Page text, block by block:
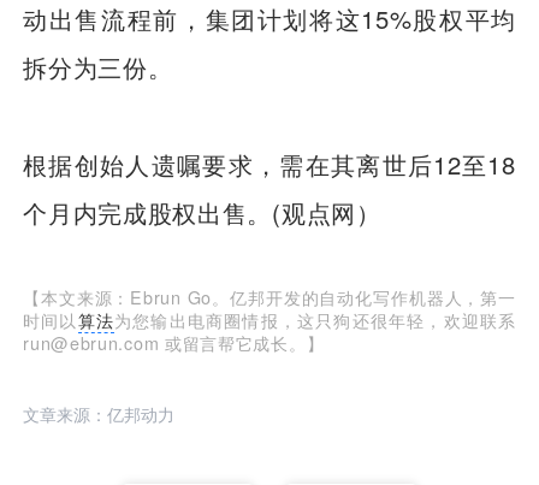
动出售流程前，集团计划将这15%股权平均
拆分为三份。
根据创始人遗嘱要求，需在其离世后12至18
个月内完成股权出售。(观点网）
【本文来源：Ebrun Go。亿邦开发的自动化写作机器人，第一
时间以 算法为您输出电商圈情报，这只狗还很年轻，欢迎联系
run@ebrun.com 或留言帮它成长。】
文章来源：亿邦动力